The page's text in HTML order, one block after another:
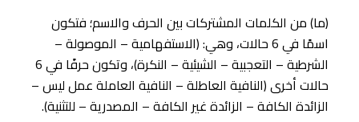
(ما) من الكلمات المشتركات بين الحرف والاسم؛ فتكون
اسمًا في 6 حالات، وهي: (الاستفهامية – الموصولة –
الشرطية – التعجبية – الشيئية – النكرة)، وتكون حرفًا في 6
حالات أخرى (النافية العاطلة – النافية العاملة عمل ليس –
الزائدة الكافة – الزائدة غير الكافة – المصدرية – للتثنية).